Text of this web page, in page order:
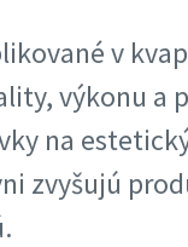
v
výkonu a
na
zvyšujú